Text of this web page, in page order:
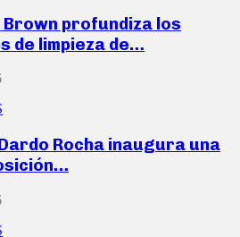
profundiza los
de limpieza de…
Rocha inaugura una